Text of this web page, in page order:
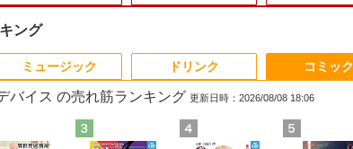
3 4
3 4
3 4
3 4
ング
ミュージック ドリンク コミック
バイス の売れ筋ランキング 更新日時：2026/08/08 18:06